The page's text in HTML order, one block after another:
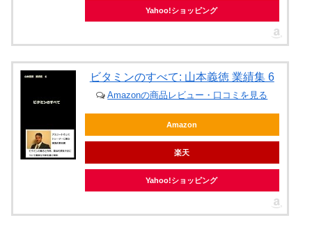
Yahoo!ショッピング
ビタミンのすべて: 山本義徳 業績集 6
Amazonの商品レビュー・口コミを見る
Amazon
楽天
Yahoo!ショッピング